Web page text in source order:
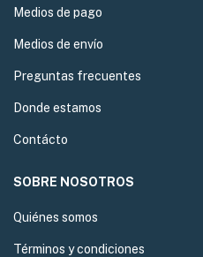
Medios de pago
Medios de envío
Preguntas frecuentes
Donde estamos
Contácto
SOBRE NOSOTROS
Quiénes somos
Términos y condiciones